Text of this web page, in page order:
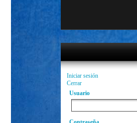
Iniciar sesión
Cerrar
Usuario